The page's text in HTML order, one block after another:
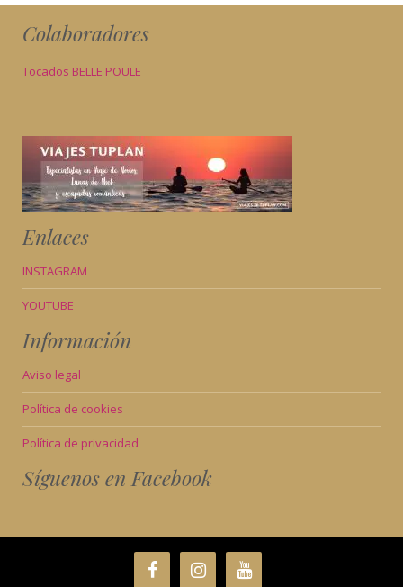
Colaboradores
Tocados BELLE POULE
Enlaces
INSTAGRAM
YOUTUBE
Información
Aviso legal
Política de cookies
Política de privacidad
Síguenos en Facebook